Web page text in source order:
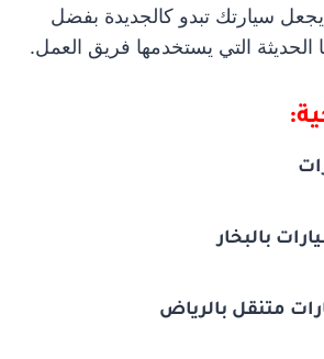
يجعل سيارتك تبدو كالجديدة بفضل
الحديثة التي يستخدمها فريق العمل.
بالبخار
متنقل بالرياض